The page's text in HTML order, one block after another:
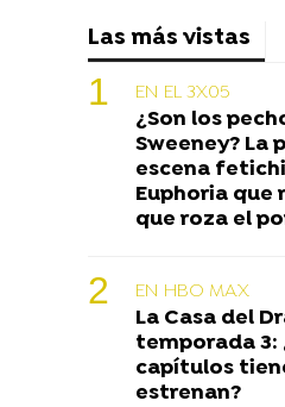
Las más vistas
EN EL 3X05
¿Son los
Sweeney? La
escena
Euphoria que
que roza el
EN HBO MAX
La Casa del
temporada 3:
capítulos
estrenan?